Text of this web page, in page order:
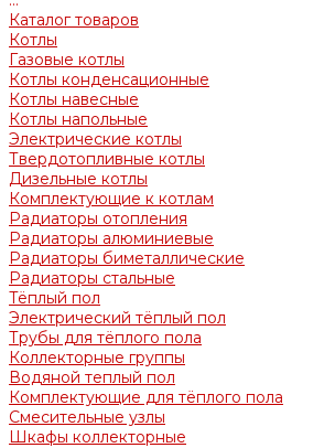
Каталог товаров
Котлы
Газовые котлы
Котлы конденсационные
Котлы навесные
Котлы напольные
Электрические котлы
Твердотопливные котлы
Дизельные котлы
Комплектующие к котлам
Радиаторы отопления
Радиаторы алюминиевые
Радиаторы биметаллические
Радиаторы стальные
Тёплый пол
Электрический тёплый пол
Трубы для тёплого пола
Коллекторные группы
Водяной теплый пол
Комплектующие для тёплого пола
Смесительные узлы
Шкафы коллекторные